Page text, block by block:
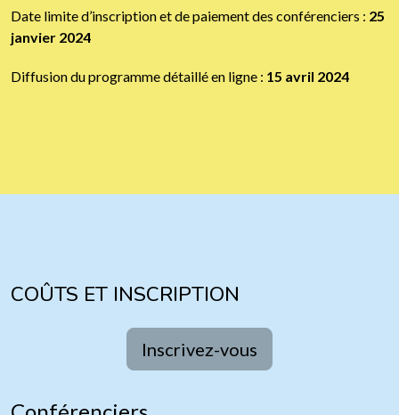
Date limite d’inscription et de paiement des conférenciers : 25
janvier 2024
Diffusion du programme détaillé en ligne : 15 avril 2024
COÛTS ET INSCRIPTION
Inscrivez-vous